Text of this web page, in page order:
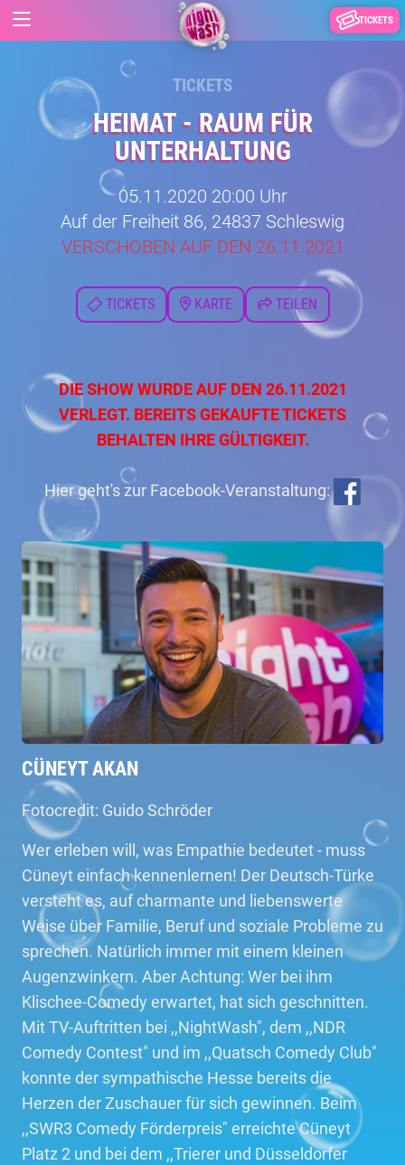
TICKETS
TICKETS
HEIMAT - RAUM FÜR
UNTERHALTUNG
05.11.2020 20:00 Uhr
Auf der Freiheit 86, 24837 Schleswig
VERSCHOBEN AUF DEN 26.11.2021
TICKETS KARTE TEILEN
DIE SHOW WURDE AUF DEN 26.11.2021
VERLEGT. BEREITS GEKAUFTE TICKETS
BEHALTEN IHRE GÜLTIGKEIT.
Hier geht's zur Facebook-Veranstaltung:
CÜNEYT AKAN
Fotocredit: Guido Schröder
Wer erleben will, was Empathie bedeutet - muss
Cüneyt einfach kennenlernen! Der Deutsch-Türke
versteht es, auf charmante und liebenswerte
Weise über Familie, Beruf und soziale Probleme zu
sprechen. Natürlich immer mit einem kleinen
Augenzwinkern. Aber Achtung: Wer bei ihm
Klischee-Comedy erwartet, hat sich geschnitten.
Mit TV-Auftritten bei ,,NightWash", dem ,,NDR
Comedy Contest" und im ,,Quatsch Comedy Club"
konnte der sympathische Hesse bereits die
Herzen der Zuschauer für sich gewinnen. Beim
,,SWR3 Comedy Förderpreis" erreichte Cüneyt
Platz 2 und bei dem ,,Trierer und Düsseldorfer